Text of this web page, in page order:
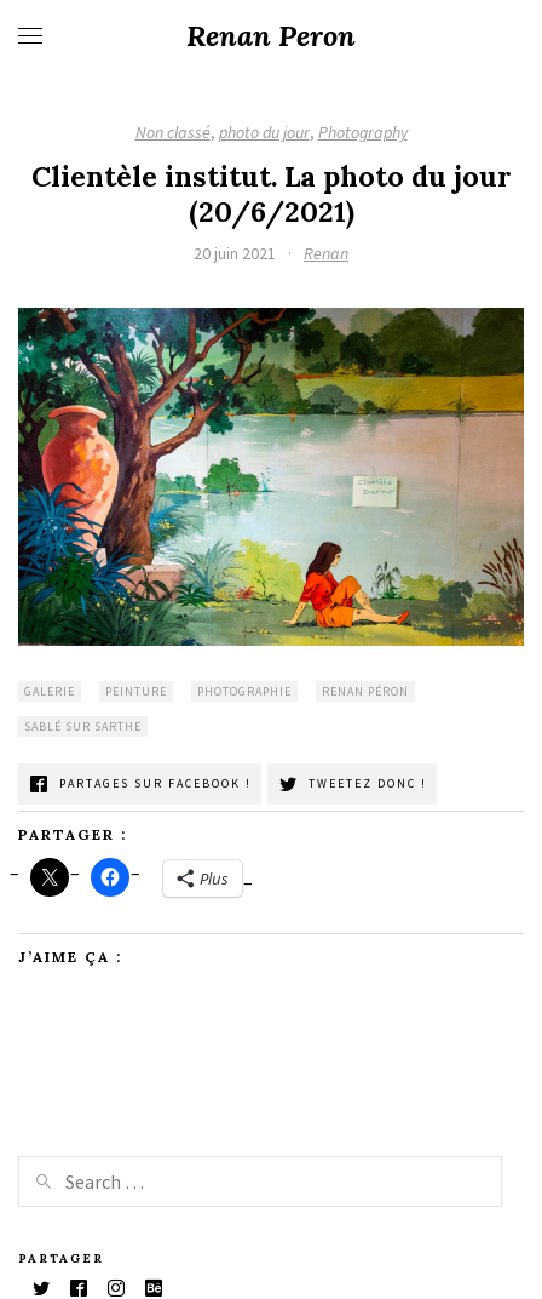
Renan Peron
Non classé, photo du jour, Photography
Clientèle institut. La photo du jour
(20/6/2021)
20 juin 2021 · Renan
GALERIE PEINTURE PHOTOGRAPHIE RENAN PÉRON
SABLÉ SUR SARTHE
PARTAGES SUR FACEBOOK ! TWEETEZ DONC !
PARTAGER :
Plus
J’AIME ÇA :
PARTAGER